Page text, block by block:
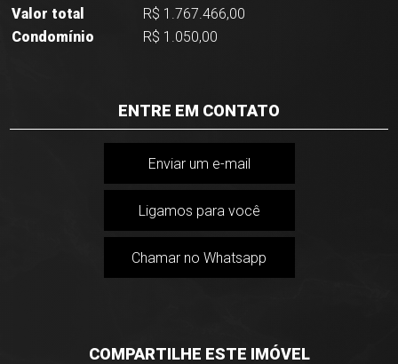
Valor total
R$ 1.767.466,00
Condomínio
R$ 1.050,00
ENTRE EM CONTATO
Enviar um e-mail
Ligamos para você
Chamar no Whatsapp
COMPARTILHE ESTE IMÓVEL